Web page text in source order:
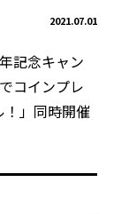
2021.07.01
記念キャン
コインプレ
！」同時開催